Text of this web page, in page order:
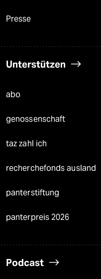
Presse
Unterstützen
abo
genossenschaft
taz zahl ich
recherchefonds ausland
panterstiftung
panterpreis 2026
Podcast